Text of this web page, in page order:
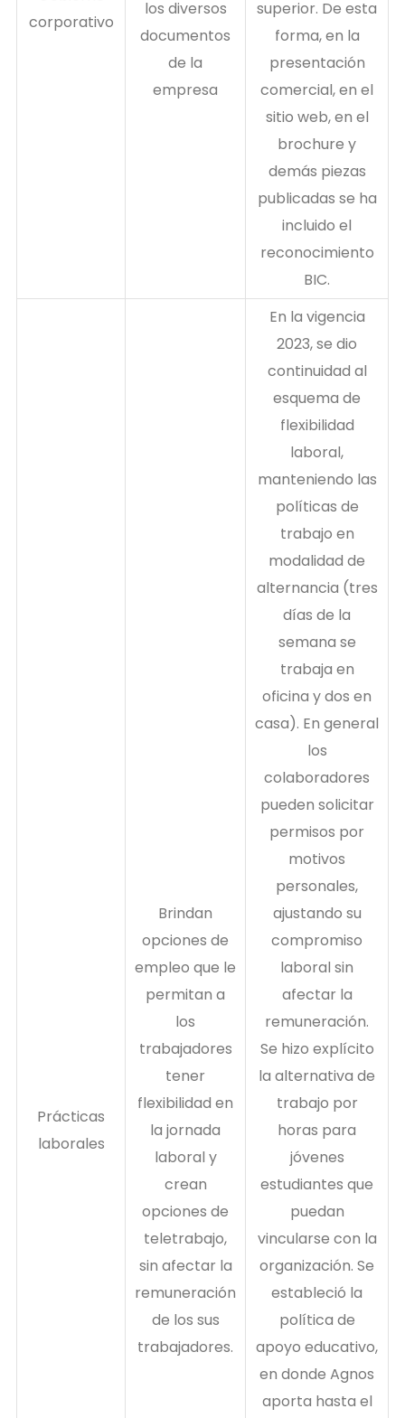
corporativo
los diversos
documentos
de la
empresa
superior. De esta
forma, en la
presentación
comercial, en el
sitio web, en el
brochure y
demás piezas
publicadas se ha
incluido el
reconocimiento
BIC.
Prácticas
laborales
Brindan
opciones de
empleo que le
permitan a
los
trabajadores
tener
flexibilidad en
la jornada
laboral y
crean
opciones de
teletrabajo,
sin afectar la
remuneración
de los sus
trabajadores.
En la vigencia
2023, se dio
continuidad al
esquema de
flexibilidad
laboral,
manteniendo las
políticas de
trabajo en
modalidad de
alternancia (tres
días de la
semana se
trabaja en
oficina y dos en
casa). En general
los
colaboradores
pueden solicitar
permisos por
motivos
personales,
ajustando su
compromiso
laboral sin
afectar la
remuneración.
Se hizo explícito
la alternativa de
trabajo por
horas para
jóvenes
estudiantes que
puedan
vincularse con la
organización. Se
estableció la
política de
apoyo educativo,
en donde Agnos
aporta hasta el